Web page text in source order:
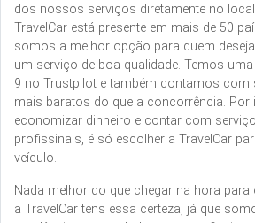
dos nossos serviços diretamente no
TravelCar está presente em mais de 50
somos a melhor opção para quem
um serviço de boa qualidade. Temos
9 no Trustpilot e também contamos com
mais baratos do que a concorrência. Por
economizar dinheiro e contar com
profissinais, é só escolher a TravelCar
veículo.
Nada melhor do que chegar na hora para
a TravelCar tens essa certeza, já que